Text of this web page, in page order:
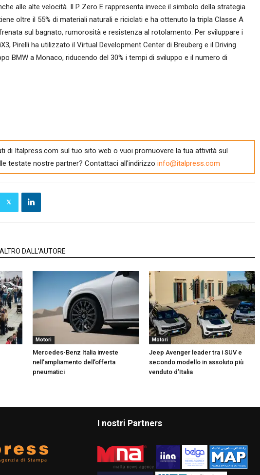
alle alte velocità. Il P Zero E rappresenta invece il simbolo della strategia
oltre il 55% di materiali naturali e riciclati e ha ottenuto la tripla Classe A
sul bagnato, rumorosità e resistenza al rotolamento. Per sviluppare i
Pirelli ha utilizzato il Virtual Development Center di Breuberg e il Driving
BMW a Monaco, riducendo del 30% i tempi di sviluppo e il numero di
di Italpress.com sul tuo sito web o vuoi promuovere la tua attività sul
testate nostre partner? Contattaci all'indirizzo info@italpress.com
ALTRO DALL'AUTORE
Motori
Mercedes-Benz Italia investe
nell’ampliamento dell’offerta
pneumatici
Motori
Jeep Avenger leader tra i SUV e
secondo modello in assoluto più
venduto d’Italia
I nostri Partners